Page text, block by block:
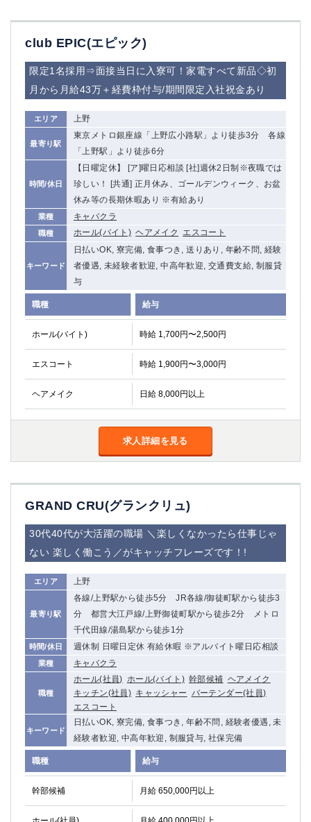
club EPIC(エピック)
限定1名採用⇒面接当日に入寮可！家電すべて新品◇初
月から月給43万＋経費枠付与/期間限定入社祝金あり
エリア 上野
最寄り駅
東京メトロ銀座線「上野広小路駅」より徒歩3分 各線
「上野駅」より徒歩6分
時間/休日
【日曜定休】 [ア]曜日応相談 [社]週休2日制※夜職では
珍しい！ [共通] 正月休み、ゴールデンウィーク、お盆
休み等の長期休暇あり ※有給あり
業種 キャバクラ
職種 ホール(バイト) ヘアメイク エスコート
キーワード
日払いOK, 寮完備, 食事つき, 送りあり, 年齢不問, 経験
者優遇, 未経験者歓迎, 中高年歓迎, 交通費支給, 制服貸
与
職種 給与
ホール(バイト) 時給 1,700円〜2,500円
エスコート 時給 1,900円〜3,000円
ヘアメイク 日給 8,000円以上
求人詳細を見る
GRAND CRU(グランクリュ)
30代40代が大活躍の職場 ＼楽しくなかったら仕事じゃ
ない 楽しく働こう／がキャッチフレーズです！!
エリア 上野
最寄り駅
各線/上野駅から徒歩5分 JR各線/御徒町駅から徒歩3
分 都営大江戸線/上野御徒町駅から徒歩2分 メトロ
千代田線/湯島駅から徒歩1分
時間/休日 週休制 日曜日定休 有給休暇 ※アルバイト曜日応相談
業種 キャバクラ
職種
ホール(社員) ホール(バイト) 幹部候補 ヘアメイク
キッチン(社員) キャッシャー バーテンダー(社員)
エスコート
キーワード
日払いOK, 寮完備, 食事つき, 年齢不問, 経験者優遇, 未
経験者歓迎, 中高年歓迎, 制服貸与, 社保完備
職種 給与
幹部候補 月給 650,000円以上